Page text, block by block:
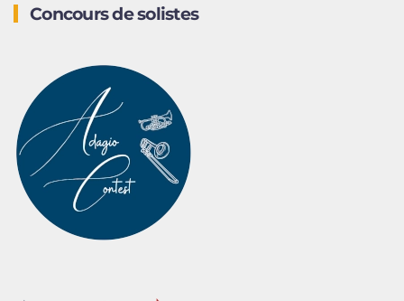
Concours de solistes